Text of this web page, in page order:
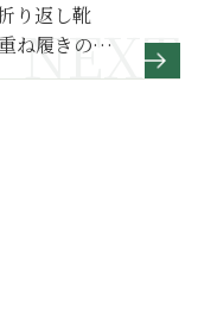
り返し靴
ね履きの保